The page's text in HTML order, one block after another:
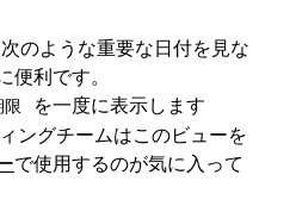
次のような重要な日付を見な
便利です。
限
を一度に表示します
ングチームはこのビューを
で使用するのが気に入って